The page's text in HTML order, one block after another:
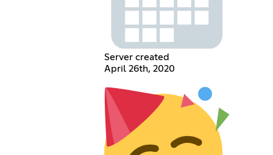
Server created
April 26th, 2020